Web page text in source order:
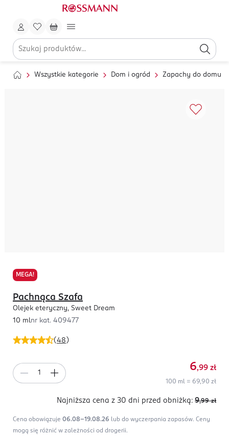
Wszystkie kategorie Dom i ogród Zapachy do domu
MEGA!
(48 )
Pachnąca Szafa
Olejek eteryczny, Sweet Dream
10 mlnr kat. 409477
6,99 zł
100 ml = 69,90 zł
Najniższa cena z 30 dni przed obniżką: 9,99 zł
Cena obowiązuje 06.08-19.08.26 lub do wyczerpania zapasów. Ceny
mogą się różnić w zależności od drogerii.